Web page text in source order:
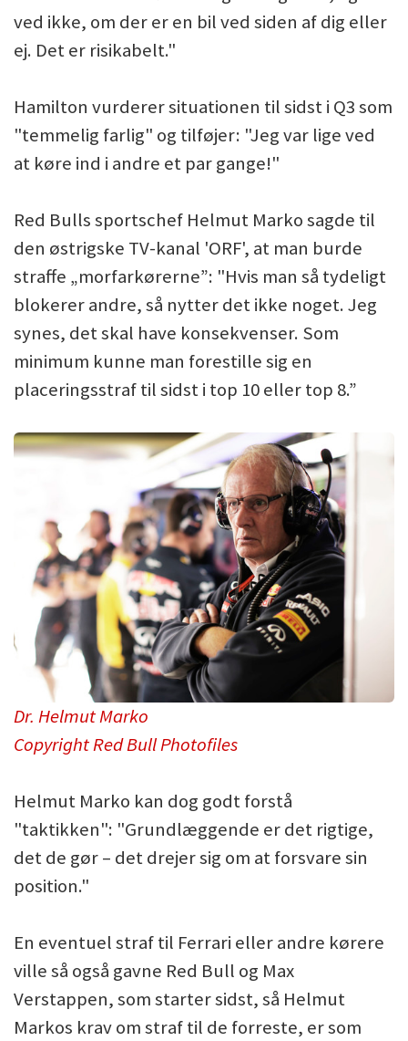
ved ikke, om der er en bil ved siden af dig eller
ej. Det er risikabelt."
Hamilton vurderer situationen til sidst i Q3 som
"temmelig farlig" og tilføjer: "Jeg var lige ved
at køre ind i andre et par gange!"
Red Bulls sportschef Helmut Marko sagde til
den østrigske TV-kanal 'ORF', at man burde
straffe „morfarkørerne”: "Hvis man så tydeligt
blokerer andre, så nytter det ikke noget. Jeg
synes, det skal have konsekvenser. Som
minimum kunne man forestille sig en
placeringsstraf til sidst i top 10 eller top 8.”
Dr. Helmut Marko
Copyright Red Bull Photofiles
Helmut Marko kan dog godt forstå
"taktikken": "Grundlæggende er det rigtige,
det de gør – det drejer sig om at forsvare sin
position."
En eventuel straf til Ferrari eller andre kørere
ville så også gavne Red Bull og Max
Verstappen, som starter sidst, så Helmut
Markos krav om straf til de forreste, er som